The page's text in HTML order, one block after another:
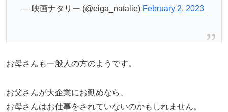
— 映画ナタリー (@eiga_natalie) February 2, 2023
お母さんも一般人の方のようです。
お父さんが大企業にお勤めなら、
お母さんはお仕事をされていないのかもしれません。